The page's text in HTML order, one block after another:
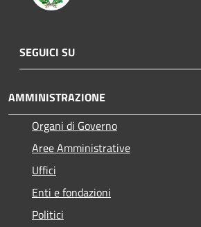
SEGUICI SU
AMMINISTRAZIONE
Organi di Governo
Aree Amministrative
Uffici
Enti e fondazioni
Politici